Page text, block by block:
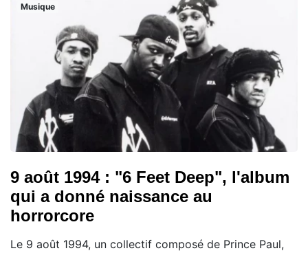
Musique
9 août 1994 : "6 Feet Deep", l'album
qui a donné naissance au
horrorcore
Le 9 août 1994, un collectif composé de Prince Paul,